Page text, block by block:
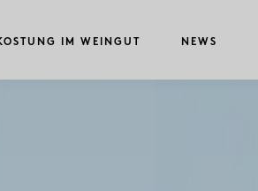
IM WEINGUT NEWS